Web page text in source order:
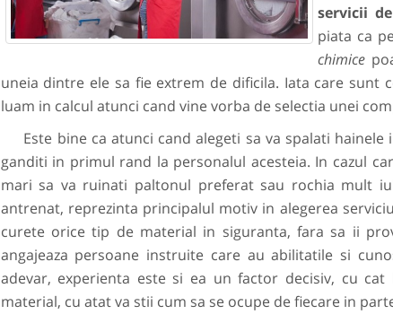
servicii
piata ca
chimice
uneia dintre ele sa fie extrem de dificila. Iata care
luam in calcul atunci cand vine vorba de selectia unei
Este bine ca atunci cand alegeti sa va spalati
ganditi in primul rand la personalul acesteia. In cazul
mari sa va ruinati paltonul preferat sau rochia mult
antrenat, reprezinta principalul motiv in alegerea
curete orice tip de material in siguranta, fara sa ii
angajeaza persoane instruite care au abilitatile si
adevar, experienta este si ea un factor decisiv, cu
material, cu atat va stii cum sa se ocupe de fiecare in